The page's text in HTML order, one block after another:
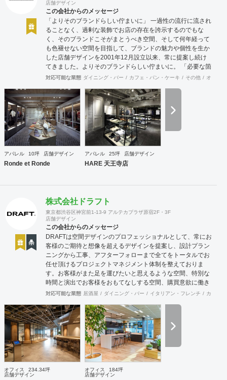
店舗デザイン
この会社からのメッセージ
「よりそのブランドらしい佇まいに」 一過性の流行に流され
ることなく、過剰な装飾でお店の存在を誇示するのでもな
く、そのブランドこそがまとうべき空間、そして何年経って
も色褪せない空間を目指して、ブランドの魅力や個性を生か
した店舗デザインを2001年12月設立以来、常に提案し続け
てきました。よりそのブランドらしい佇まいに。 「必要な箇
所に、必要なデザインを」 2012年からはさらにその思いを
らブランディングまで総合的にブランドの出店をバックアッ
プできる体制も整えてきました。そのブランドにとってまず
何を優先すべきか、何が本当に必要なのか、そこをきちんと
アドバイスできる会社でありたいと思っています。 業務内容
・店舗設計（物販店／飲食店／美容室など） ・ブランディン
グ及びディレクション業務 ・出店におけるトータルデザイン
対応可能な業態 ダイニング・バー カフェ・パン・ケーキ その他 オフィス
アパレル 10坪 店舗デザイン
Ronde et Ronde
アパレル 25坪 店舗デザイン
HARE 天王寺店
株式会社ドラフト
東京都渋谷区神宮前1-13-9 アルテカプラザ原宿2F・3F
店舗デザイン
この会社からのメッセージ
DRAFTは空間デザインのプロフェッショナルとして、常にお
客様のご期待と想像を超えるデザインを提案し、設計プラン
ニングから工事、アフターフォローまで全てをトータルでお
任せ頂けるプロジェクトマネジメント体制を整えておりま
す。お客様がまた足を運びたいと思えるような空間、特別な
時間と演出でお客様をおもてなしする空間、購買意欲に働き
かけるレイアウトとVMD、ブランド力を高める空間演出な
持っております。 ご希望されるイメージ、コストに関する不
安要素、 新規オープン、移転・改装に関するスケジュール、
ほか不明点など、まずはお気軽にお問い合わせください。
対応可能な業態 居酒屋 ダイニング・バー イタリアン・フレンチ カフェ
オフィス
234.34坪
店舗デザイン
オフィス
184坪
店舗デザイン